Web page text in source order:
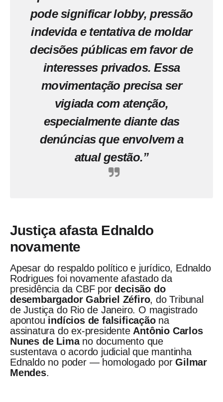
pode significar lobby, pressão
indevida e tentativa de moldar
decisões públicas em favor de
interesses privados. Essa
movimentação precisa ser
vigiada com atenção,
especialmente diante das
denúncias que envolvem a
atual gestão.”
Justiça afasta Ednaldo
novamente
Apesar do respaldo político e jurídico, Ednaldo
Rodrigues foi novamente afastado da
presidência da CBF pordecisão do
desembargador Gabriel Zéfiro, do Tribunal
de Justiça do Rio de Janeiro. O magistrado
apontou indícios de falsificaçãona
assinatura do ex-presidente Antônio Carlos
Nunes de Limano documento que
sustentava o acordo judicial que mantinha
Ednaldo no poder — homologado porGilmar
Mendes.